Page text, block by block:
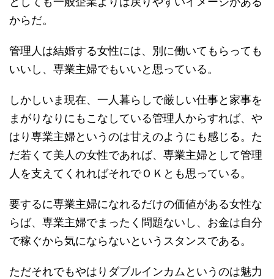
からだ。
管理人は結婚する女性には、別に働いてもらっても
いいし、専業主婦でもいいと思っている。
しかしいま現在、一人暮らしで厳しい仕事と家事を
まがりなりにもこなしている管理人からすれば、や
はり専業主婦というのは甘えのようにも感じる。た
だ若くて美人の女性であれば、専業主婦として管理
人を支えてくれればそれでＯＫとも思っている。
要するに専業主婦になれるだけの価値がある女性な
らば、専業主婦でまったく問題ないし、お金は自分
で稼ぐから気にならないというスタンスである。
ただそれでもやはりダブルインカムというのは魅力